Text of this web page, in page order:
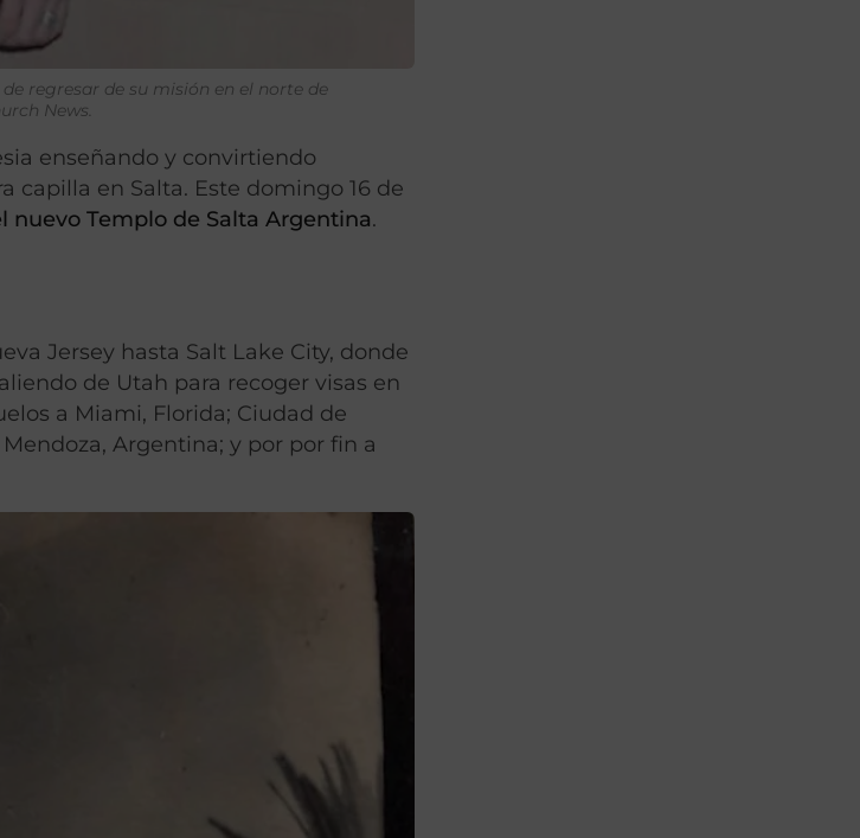
regresar de su misión en el norte de
News.
enseñando y convirtiendo
capilla en Salta. Este domingo 16 de
Templo de Salta Argentina.
Jersey hasta Salt Lake City, donde
de Utah para recoger visas en
a Miami, Florida; Ciudad de
Argentina; y por por fin a